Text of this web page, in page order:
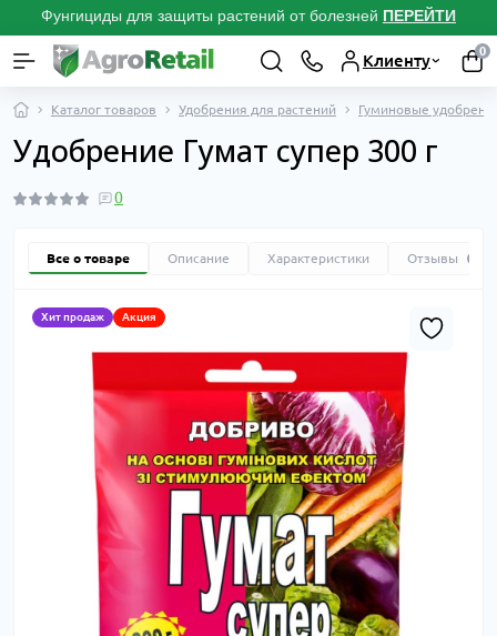
Фунгициды для защиты растений от болезней ПЕРЕЙТИ
Клиенту
0
Каталог товаров Удобрения для растений Гуминовые
Удобрение Гумат супер 300 г
0
Все о товаре Описание Характеристики Отзывы
Хит продаж Акция